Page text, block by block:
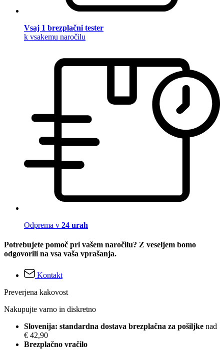
Vsaj 1 brezplačni tester
k vsakemu naročilu
Odprema v 24 urah
Potrebujete pomoč pri vašem naročilu? Z veseljem bomo
odgovorili na vsa vaša vprašanja.
Kontakt
Preverjena kakovost
Nakupujte varno in diskretno
Slovenija: standardna dostava brezplačna za pošiljke nad
€ 42,90
Brezplačno vračilo